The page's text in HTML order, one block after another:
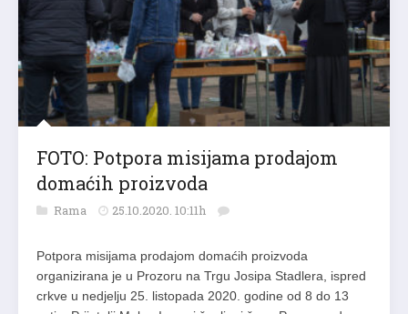
FOTO: Potpora misijama prodajom
domaćih proizvoda
Rama 25.10.2020. 10:11h
Potpora misijama prodajom domaćih proizvoda
organizirana je u Prozoru na Trgu Josipa Stadlera, ispred
crkve u nedjelju 25. listopada 2020. godine od 8 do 13